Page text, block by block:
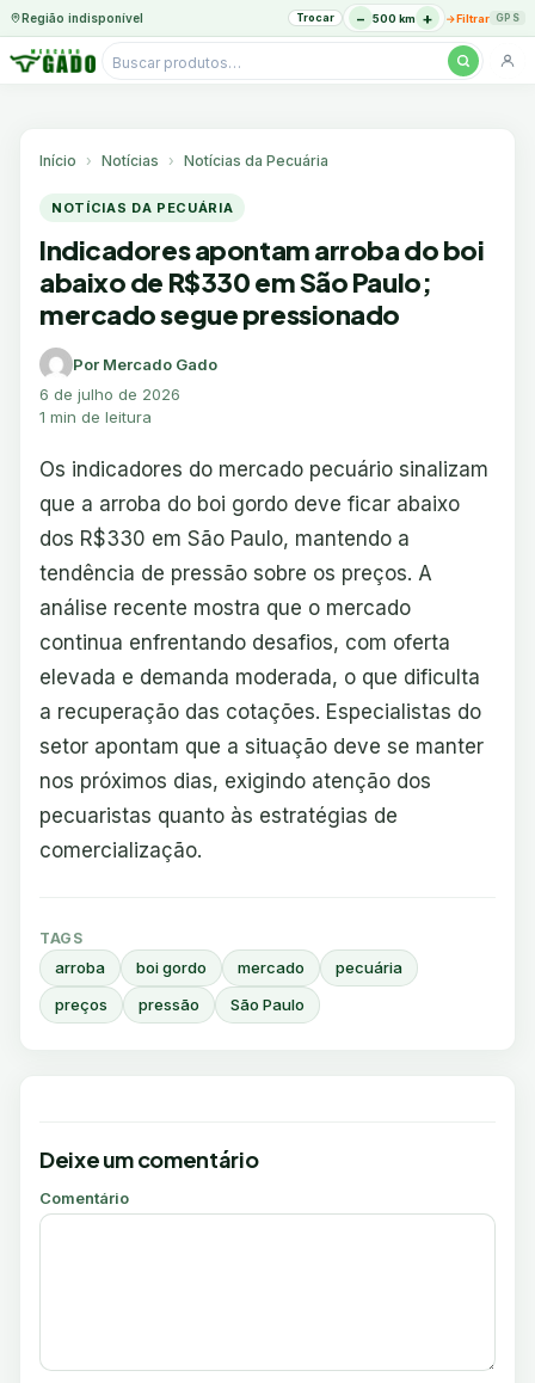
Região indisponível Trocar − 500 km + →Filtrar GPS
Pesquisar
Início Notícias Notícias da Pecuária
NOTÍCIAS DA PECUÁRIA
Indicadores apontam arroba do boi
abaixo de R$330 em São Paulo;
mercado segue pressionado
Por Mercado Gado
6 de julho de 2026
1 min de leitura
Os indicadores do mercado pecuário sinalizam
que a arroba do boi gordo deve ficar abaixo
dos R$330 em São Paulo, mantendo a
tendência de pressão sobre os preços. A
análise recente mostra que o mercado
continua enfrentando desafios, com oferta
elevada e demanda moderada, o que dificulta
a recuperação das cotações. Especialistas do
setor apontam que a situação deve se manter
nos próximos dias, exigindo atenção dos
pecuaristas quanto às estratégias de
comercialização.
TAGS
arroba boi gordo mercado
pecuária
preços
pressão São Paulo
Deixe um comentário
Comentário